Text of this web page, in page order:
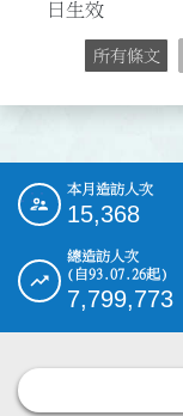
日生效
所有條文
::: 本月造訪人次
15,368
總造訪人次
(自93.07.26起)
7,799,773